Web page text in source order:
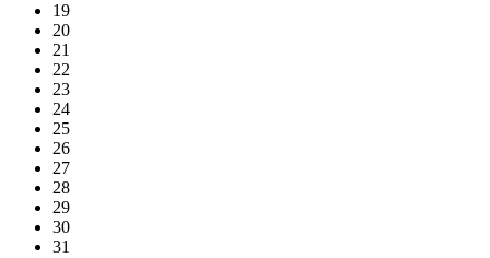
19
20
21
22
23
24
25
26
27
28
29
30
31